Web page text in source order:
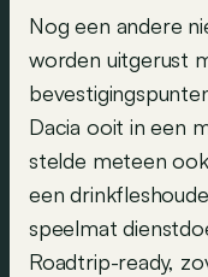
Nog een andere
worden uitgerust
Dacia ooit in een
stelde meteen
een
speelmat
Roadtrip-ready,